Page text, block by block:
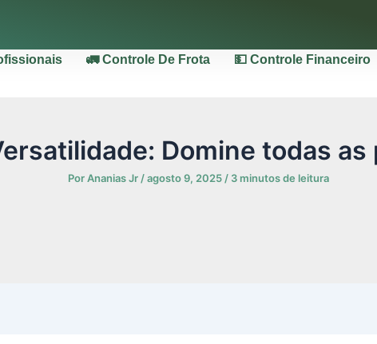
🚛 Controle De Frota 💵 Controle Financeiro
Domine todas
PorAnanias Jr /agosto 9, 2025 / 3 minutos de leitura